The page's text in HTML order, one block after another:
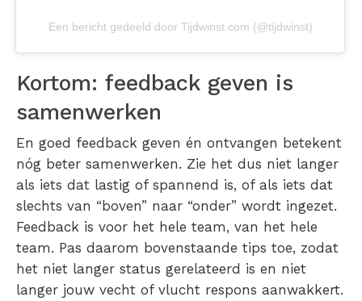
Een bericht gedeeld door Tijdwinst.com (@tijdwinst)
Kortom: feedback geven is
samenwerken
En goed feedback geven én ontvangen betekent
nóg beter samenwerken. Zie het dus niet langer
als iets dat lastig of spannend is, of als iets dat
slechts van “boven” naar “onder” wordt ingezet.
Feedback is voor het hele team, van het hele
team. Pas daarom bovenstaande tips toe, zodat
het niet langer status gerelateerd is en niet
langer jouw vecht of vlucht respons aanwakkert.